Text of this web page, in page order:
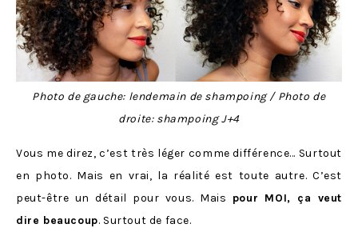
Photo de gauche: lendemain de shampoing / Photo de
droite: shampoing J+4
Vous me direz, c’est très léger comme différence… Surtout
en photo. Mais en vrai, la réalité est toute autre. C’est
peut-être un détail pour vous. Mais pour MOI, ça veut
dire beaucoup. Surtout de face.